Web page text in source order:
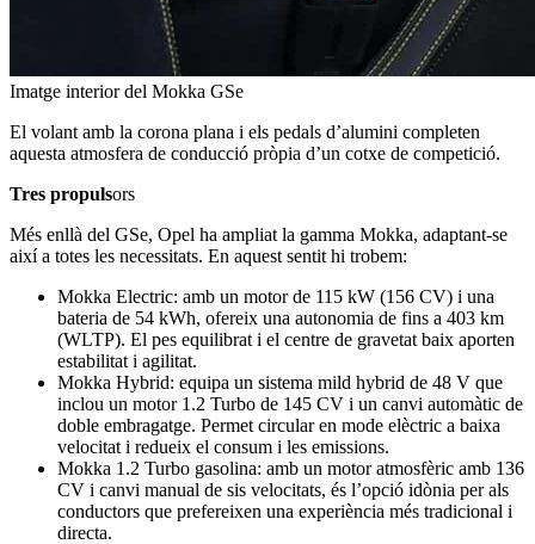
Imatge interior del Mokka GSe
El volant amb la corona plana i els pedals d’alumini completen
aquesta atmosfera de conducció pròpia d’un cotxe de competició.
Tres propulsors
Més enllà del GSe, Opel ha ampliat la gamma Mokka, adaptant-se
així a totes les necessitats. En aquest sentit hi trobem:
Mokka Electric: amb un motor de 115 kW (156 CV) i una
bateria de 54 kWh, ofereix una autonomia de fins a 403 km
(WLTP). El pes equilibrat i el centre de gravetat baix aporten
estabilitat i agilitat.
Mokka Hybrid: equipa un sistema mild hybrid de 48 V que
inclou un motor 1.2 Turbo de 145 CV i un canvi automàtic de
doble embragatge. Permet circular en mode elèctric a baixa
velocitat i redueix el consum i les emissions.
Mokka 1.2 Turbo gasolina: amb un motor atmosfèric amb 136
CV i canvi manual de sis velocitats, és l’opció idònia per als
conductors que prefereixen una experiència més tradicional i
directa.